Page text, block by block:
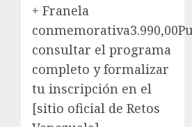
+ Franela
consultar el programa
completo y formalizar
tu inscripción en el
[sitio oficial de Retos